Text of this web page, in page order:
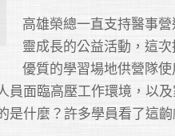
高雄榮總一直支持醫事
靈成長的公益活動，這次
優質的學習場地供營隊
面臨高壓工作環境，以
什麼？許多學員看了這